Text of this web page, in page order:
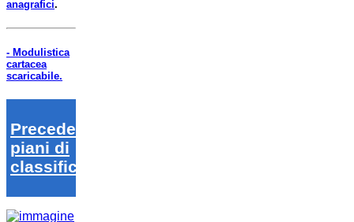
anagrafici.
- Modulistica
cartacea
scaricabile.
Precedenti
piani di
classifica